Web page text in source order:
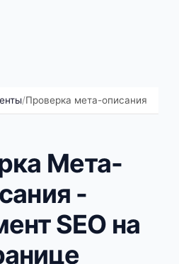
/Проверка мета-описания
Мета-
-
SEO на